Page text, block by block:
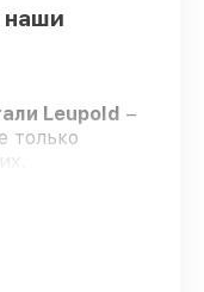
наши
Leupold –
только
знаний и